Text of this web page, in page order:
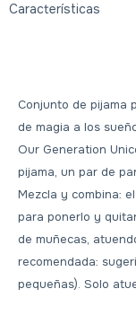
Características
Conjunto de pijama
de magia a los
Our Generation
pijama, un par de
Mezcla y combina:
para ponerlo y
de muñecas,
recomendada:
pequeñas). Solo